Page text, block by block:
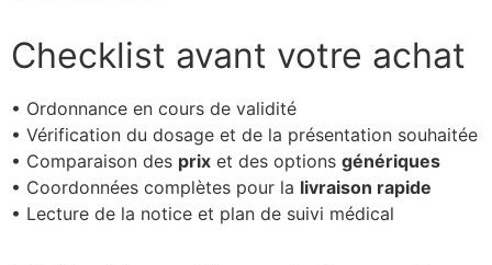
Checklist avant votre achat
• Ordonnance en cours de validité
• Vérification du dosage et de la présentation souhaitée
• Comparaison des prix et des options génériques
• Coordonnées complètes pour la livraison rapide
• Lecture de la notice et plan de suivi médical